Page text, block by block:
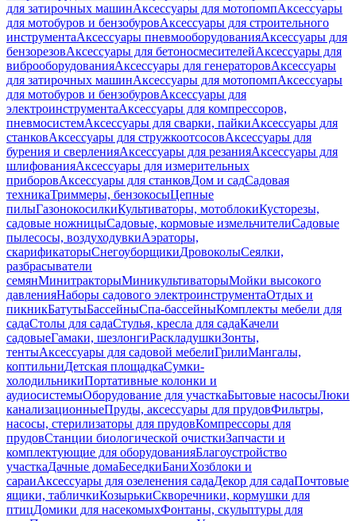
для затирочных машинАксессуары для мотопомпАксессуары
для мотобуров и бензобуровАксессуары для строительного
инструментаАксессуары пневмооборудованияАксессуары для
бензорезовАксессуары для бетоносмесителейАксессуары для
виброоборудованияАксессуары для генераторовАксессуары
для затирочных машинАксессуары для мотопомпАксессуары
для мотобуров и бензобуровАксессуары для
электроинструментаАксессуары для компрессоров,
пневмосистемАксессуары для сварки, пайкиАксессуары для
станковАксессуары для стружкоотсосовАксессуары для
бурения и сверленияАксессуары для резанияАксессуары для
шлифованияАксессуары для измерительных
приборовАксессуары для станковДом и садСадовая
техникаТриммеры, бензокосыЦепные
пилыГазонокосилкиКультиваторы, мотоблокиКусторезы,
садовые ножницыСадовые, кормовые измельчителиСадовые
пылесосы, воздуходувкиАэраторы,
скарификаторыСнегоуборщикиДровоколыСеялки,
разбрасыватели
семянМинитракторыМиникультиваторыМойки высокого
давленияНаборы садового электроинструментаОтдых и
пикникБатутыБассейныСпа-бассейныКомплекты мебели для
садаСтолы для садаСтулья, кресла для садаКачели
садовыеГамаки, шезлонгиРаскладушкиЗонты,
тентыАксессуары для садовой мебелиГрилиМангалы,
коптильниДетская площадкаСумки-
холодильникиПортативные колонки и
аудиосистемыОборудование для участкаБытовые насосыЛюки
канализационныеПруды, аксессуары для прудовФильтры,
насосы, стерилизаторы для прудовКомпрессоры для
прудовСтанции биологической очисткиЗапчасти и
комплектующие для оборудованияБлагоустройство
участкаДачные домаБеседкиБаниХозблоки и
сараиАксессуары для озеленения садаДекор для садаПочтовые
ящики, табличкиКозырькиСкворечники, кормушки для
птицДомики для насекомыхФонтаны, скульптуры для